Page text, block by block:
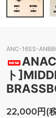
ANC-16SS-
ト
22,000円(